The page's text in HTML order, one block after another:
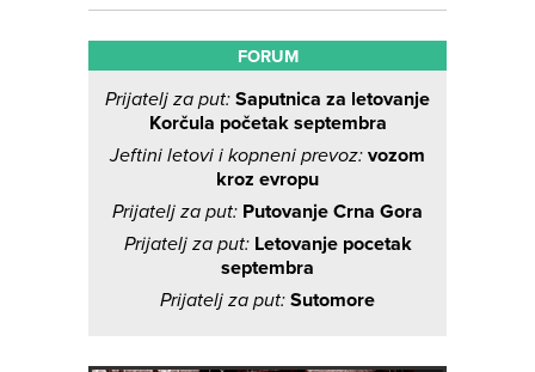
FORUM
Prijatelj za put: Saputnica za letovanje
Korčula početak septembra
Jeftini letovi i kopneni prevoz: vozom
kroz evropu
Prijatelj za put: Putovanje Crna Gora
Prijatelj za put: Letovanje pocetak
septembra
Prijatelj za put: Sutomore